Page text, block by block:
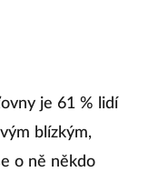
je 61 % lidí
blízkým,
o ně někdo